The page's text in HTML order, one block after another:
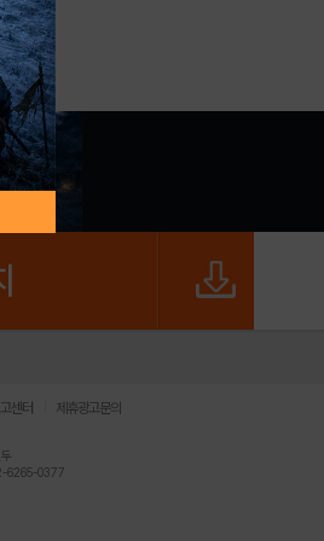
센터 제휴광고문의
6265-0377